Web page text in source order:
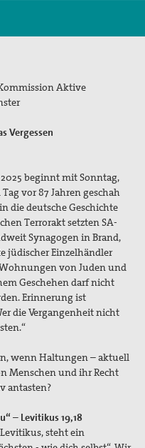
Aktive
Vergessen
beginnt mit Sonntag,
vor 87 Jahren geschah
die deutsche Geschichte
Terrorakt setzten SA-
Synagogen in Brand,
jüdischer Einzelhändler
von Juden und
Geschehen darf nicht
Erinnerung ist
die Vergangenheit nicht
wenn Haltungen – aktuell
Menschen und ihr Recht
antasten?
– Levitikus 19,18
steht ein